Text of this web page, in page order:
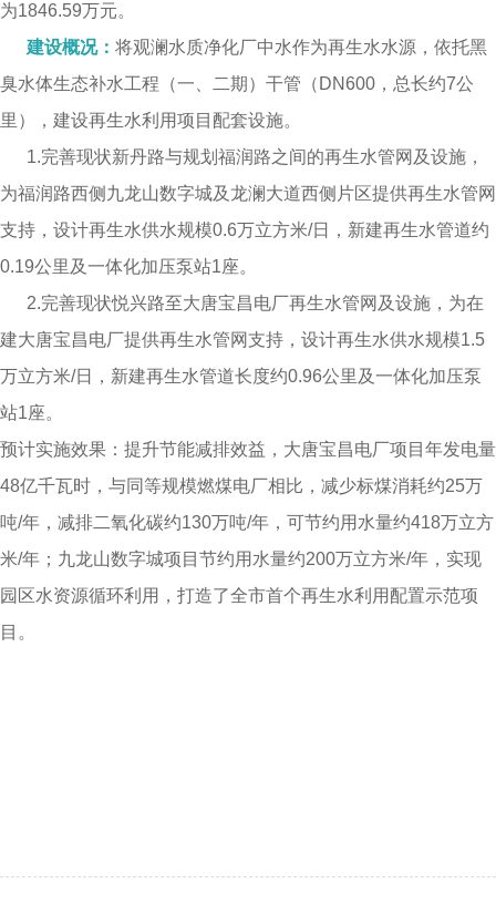
为1846.59万元。
建设概况： 将观澜水质净化厂中水作为再生水水源，依托黑
臭水体生态补水工程（一、二期）干管（DN600，总长约7公
里），建设再生水利用项目配套设施。
1.完善现状新丹路与规划福润路之间的再生水管网及设施，
为福润路西侧九龙山数字城及龙澜大道西侧片区提供再生水管网
支持，设计再生水供水规模0.6万立方米/日，新建再生水管道约
0.19公里及一体化加压泵站1座。
2.完善现状悦兴路至大唐宝昌电厂再生水管网及设施，为在
建大唐宝昌电厂提供再生水管网支持，设计再生水供水规模1.5
万立方米/日，新建再生水管道长度约0.96公里及一体化加压泵
站1座。
预计实施效果：提升节能减排效益，大唐宝昌电厂项目年发电量
48亿千瓦时，与同等规模燃煤电厂相比，减少标煤消耗约25万
吨/年，减排二氧化碳约130万吨/年，可节约用水量约418万立方
米/年；九龙山数字城项目节约用水量约200万立方米/年，实现
园区水资源循环利用，打造了全市首个再生水利用配置示范项
目。